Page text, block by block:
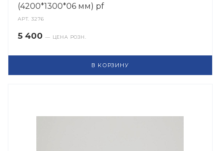
(4200*1300*06 мм) pf
АРТ.3276
5 400 — ЦЕНА РОЗН.
В КОРЗИНУ